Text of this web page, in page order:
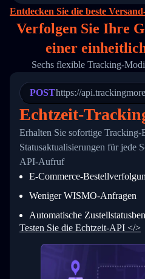
16
17
19
20
21
22
23
24
25
27
28
29
31
32
33
34
"weblink":
"phone":
          {
          },
          {
          }
      }
    ]
  }
}
Entdecken Sie die beste
Verfolgen Sie Ihre
einer
Sechs flexible Tracking-
POSThttps://
Echtzeit-
Erhalten Sie sofortige Tracking-
Statusaktualisierungen für jede
API-Aufruf
E-Commerce-
Weniger WISMO-Anfragen
Automatische
Testen Sie die Echtzeit-API </>